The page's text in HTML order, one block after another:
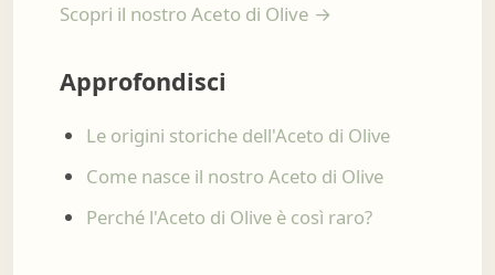
Scopri il nostro Aceto di Olive →
Approfondisci
Le origini storiche dell'Aceto di Olive
Come nasce il nostro Aceto di Olive
Perché l'Aceto di Olive è così raro?